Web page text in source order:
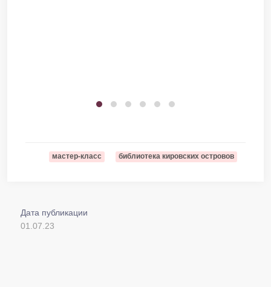
мастер-класс библиотека кировских островов
Дата публикации
01.07.23